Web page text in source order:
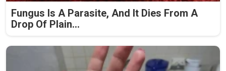
Fungus Is A Parasite, And It Dies From A
Drop Of Plain...